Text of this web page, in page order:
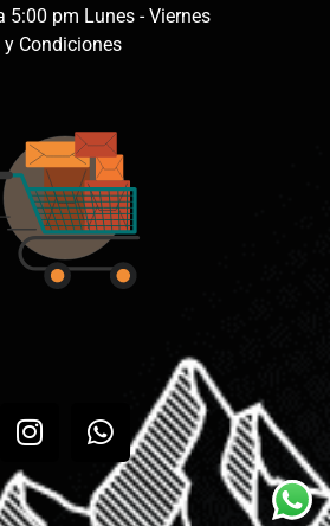
5:00 pm Lunes - Viernes
Condiciones